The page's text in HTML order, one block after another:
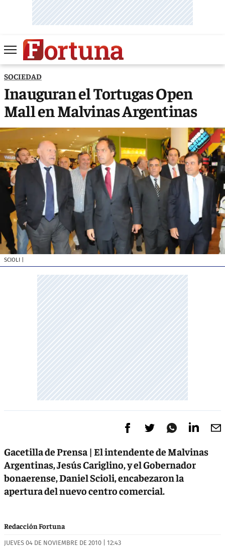
SOCIEDAD
Inauguran el Tortugas Open
Mall en Malvinas Argentinas
SCIOLI
Gacetilla de Prensa | El intendente de Malvinas
Argentinas, Jesús Cariglino, y el Gobernador
bonaerense, Daniel Scioli, encabezaron la
apertura del nuevo centro comercial.
Redacción Fortuna
JUEVES 04 DE NOVIEMBRE DE 2010 | 12:43